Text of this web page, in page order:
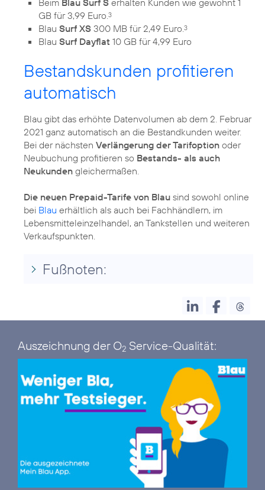
GB für 3,99 Euro. 3
Blau Surf XS 300 MB für 2,49 Euro. 3
Blau Surf Dayflat 10 GB für 4,99 Euro
Bestandskunden profitieren
automatisch
Blau gibt das erhöhte Datenvolumen ab dem 2. Februar
2021 ganz automatisch an die Bestandkunden weiter.
Bei der nächsten Verlängerung der Tarifoption oder
Neubuchung profitieren so Bestands- als auch
Neukunden gleichermaßen.
Die neuen Prepaid-Tarife von Blau sind sowohl online
bei Blau erhältlich als auch bei Fachhändlern, im
Lebensmitteleinzelhandel, an Tankstellen und weiteren
Verkaufspunkten.
Fußnoten:
Auszeichnung der O2 Service-Qualität: